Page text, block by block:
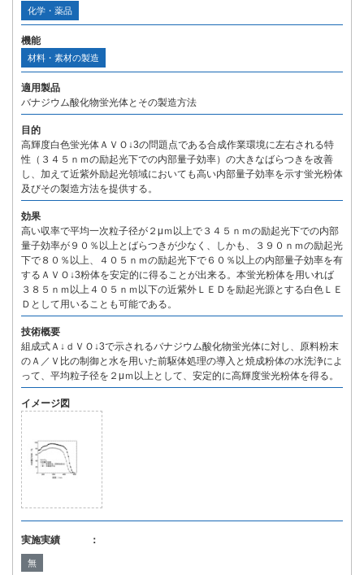
化学・薬品
機能
材料・素材の製造
適用製品
バナジウム酸化物蛍光体とその製造方法
目的
高輝度白色蛍光体ＡＶＯ↓3の問題点である合成作業環境に左右される特
性（３４５ｎｍの励起光下での内部量子効率）の大きなばらつきを改善
し、加えて近紫外励起光領域においても高い内部量子効率を示す蛍光粉体
及びその製造方法を提供する。
効果
高い収率で平均一次粒子径が２μｍ以上で３４５ｎｍの励起光下での内部
量子効率が９０％以上とばらつきが少なく、しかも、３９０ｎｍの励起光
下で８０％以上、４０５ｎｍの励起光下で６０％以上の内部量子効率を有
するＡＶＯ↓3粉体を安定的に得ることが出来る。本蛍光粉体を用いれば
３８５ｎｍ以上４０５ｎｍ以下の近紫外ＬＥＤを励起光源とする白色ＬＥ
Ｄとして用いることも可能である。
技術概要
組成式Ａ↓ｄＶＯ↓3で示されるバナジウム酸化物蛍光体に対し、原料粉末
のＡ／Ｖ比の制御と水を用いた前駆体処理の導入と焼成粉体の水洗浄によ
って、平均粒子径を２μｍ以上として、安定的に高輝度蛍光粉体を得る。
イメージ図
実施実績 ：
無